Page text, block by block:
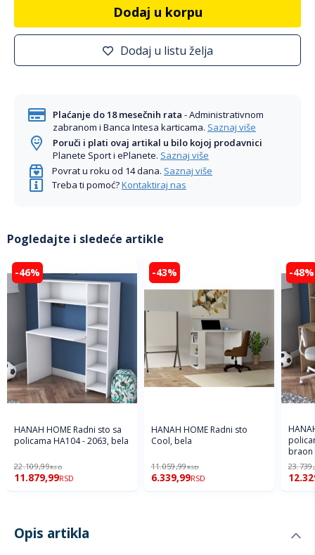
Dodaj u korpu
Dodaj u listu želja
Plaćanje do 18 mesečnih rata - Administrativnom
zabranom i Banca Intesa karticama. Saznaj više
Poruči i plati ovaj artikal u bilo kojoj prodavnici
Planete Sport i ePlanete. Saznaj više
Povrat u roku od 14 dana. Saznaj više
Treba ti pomoć?Kontaktiraj nas
Pogledajte i sledeće artikle
-46%
HANAH HOME Radni sto sa
policama HA104 - 2063, bela
22.109,99RSD
11.879,99RSD
-43%
HANAH HOME Radni sto
Cool, bela
11.059,99RSD
6.339,99RSD
-48%
braon
Opis artikla